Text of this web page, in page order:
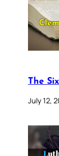
The
July 12,